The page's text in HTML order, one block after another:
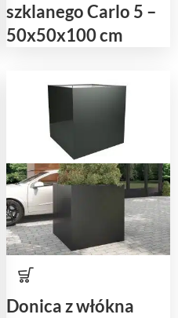
szklanego Carlo 5 –
50x50x100 cm
Donica z włókna